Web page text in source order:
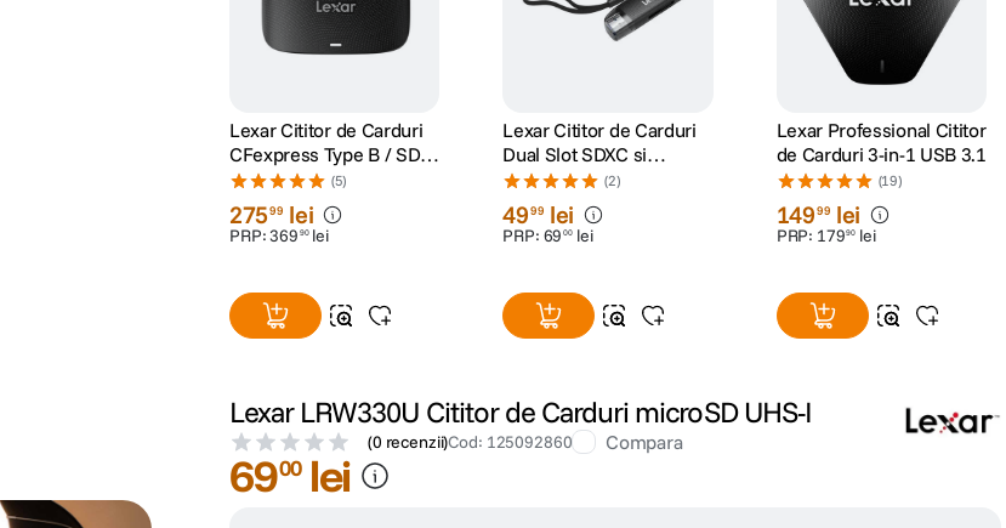
Lexar Cititor de Carduri
CFexpress Type B / SD
UHS-II USB 3.2 Gen2
(5)
27599 lei
PRP:369 90 lei
Lexar Cititor de Carduri
Dual Slot SDXC si
microSDXC USB-A/C
(2)
4999 lei
PRP: 69 00 lei
Lexar Professional Cititor
de Carduri 3-in-1 USB 3.1
(19)
14999 lei
PRP: 17990 lei
Lexar LRW330U Cititor de Carduri microSD UHS-I
(0 recenzii)Cod: 125092860 Compara
6900 lei